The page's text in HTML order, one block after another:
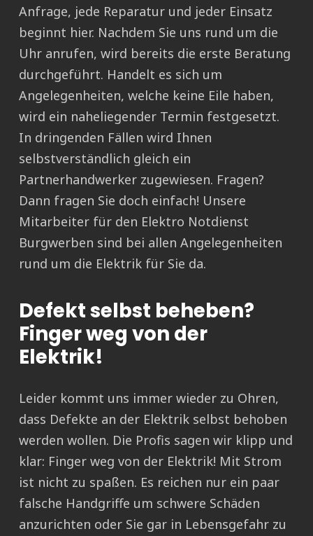
Anfrage, jede Reparatur und jeder Einsatz
beginnt hier. Nachdem Sie uns rund um die
Uhr anrufen, wird bereits die erste Beratung
durchgeführt. Handelt es sich um
Angelegenheiten, welche keine Eile haben,
wird ein naheliegender Termin festgesetzt.
In dringenden Fällen wird Ihnen
selbstverständlich gleich ein
Partnerhandwerker zugewiesen. Fragen?
Dann fragen Sie doch einfach! Unsere
Mitarbeiter für den Elektro Notdienst
Burgwerben sind bei allen Angelegenheiten
rund um die Elektrik für Sie da.
Defekt selbst beheben?
Finger weg von der
Elektrik!
Leider kommt uns immer wieder zu Ohren,
dass Defekte an der Elektrik selbst behoben
werden wollen. Die Profis sagen wir klipp und
klar: Finger weg von der Elektrik! Mit Strom
ist nicht zu spaßen. Es reichen nur ein paar
falsche Handgriffe um schwere Schäden
anzurichten oder Sie gar in Lebensgefahr zu